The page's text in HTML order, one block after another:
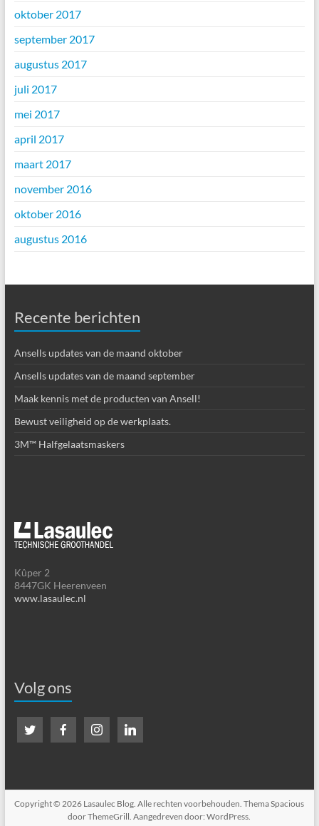
oktober 2017
september 2017
augustus 2017
juli 2017
mei 2017
april 2017
maart 2017
november 2016
oktober 2016
augustus 2016
Recente berichten
Ansells updates van de maand oktober
Ansells updates van de maand september
Maak kennis met de producten van Ansell!
Bewust veiligheid op de werkplaats.
3M™ Halfgelaatsmaskers
Kûper 2
8447GK Heerenveen
www.lasaulec.nl
Volg ons
Copyright © 2026 Lasaulec Blog . Alle rechten voorbehouden. ThemaSpacious
door ThemeGrill. Aangedreven door:WordPress